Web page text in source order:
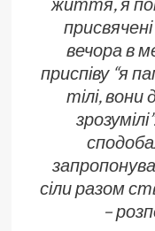
вечора в
приспіву “я
тілі,
сіли разом
–